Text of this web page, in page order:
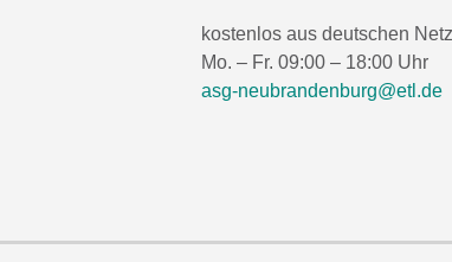
kostenlos aus deutschen
Mo. – Fr. 09:00 – 18:00 Uhr
asg-neubrandenburg@etl.de